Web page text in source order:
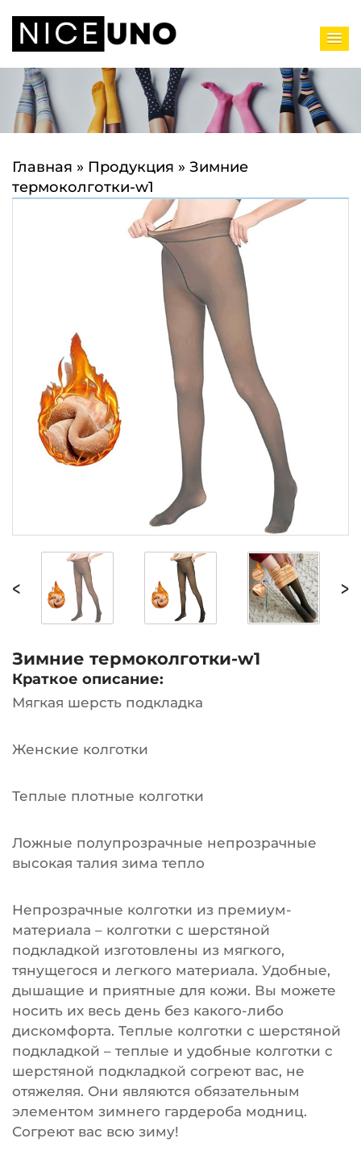
Главная » Продукция » Зимние
термоколготки-w1
>
<
Зимние термоколготки-w1
Краткое описание:
Мягкая шерсть подкладка
Женские колготки
Теплые плотные колготки
Ложные полупрозрачные непрозрачные
высокая талия зима тепло
Непрозрачные колготки из премиум-
материала – колготки с шерстяной
подкладкой изготовлены из мягкого,
тянущегося и легкого материала. Удобные,
дышащие и приятные для кожи. Вы можете
носить их весь день без какого-либо
дискомфорта. Теплые колготки с шерстяной
подкладкой – теплые и удобные колготки с
шерстяной подкладкой согреют вас, не
отяжеляя. Они являются обязательным
элементом зимнего гардероба модниц.
Согреют вас всю зиму!